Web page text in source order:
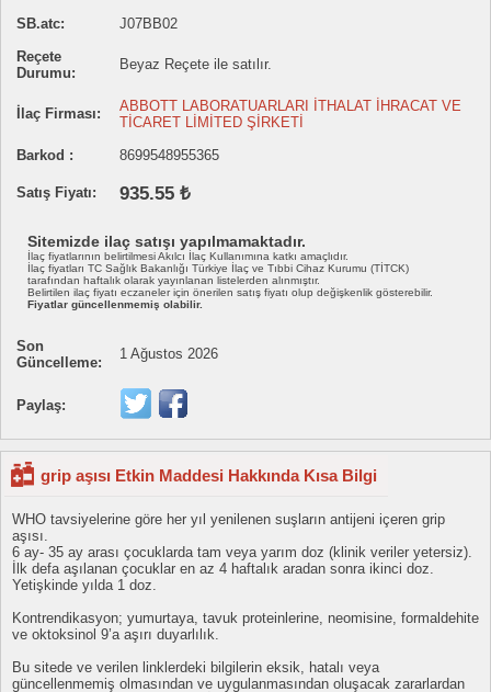
SB.atc:
J07BB02
Reçete
Durumu:
Beyaz Reçete ile satılır.
İlaç Firması:
ABBOTT LABORATUARLARI İTHALAT İHRACAT VE
TİCARET LİMİTED ŞİRKETİ
Barkod :
8699548955365
Satış Fiyatı: 935.55 ₺
Sitemizde ilaç satışı yapılmamaktadır.
İlaç fiyatlarının belirtilmesi Akılcı İlaç Kullanımına katkı amaçlıdır.
İlaç fiyatları TC Sağlık Bakanlığı Türkiye İlaç ve Tıbbi Cihaz Kurumu (TİTCK)
tarafından haftalık olarak yayınlanan listelerden alınmıştır.
Belirtilen ilaç fiyatı eczaneler için önerilen satış fiyatı olup değişkenlik gösterebilir.
Fiyatlar güncellenmemiş olabilir.
Son
Güncelleme:
1 Ağustos 2026
Paylaş:
grip aşısı Etkin Maddesi Hakkında Kısa Bilgi
WHO tavsiyelerine göre her yıl yenilenen suşların antijeni içeren grip
aşısı.
6 ay- 35 ay arası çocuklarda tam veya yarım doz (klinik veriler yetersiz).
İlk defa aşılanan çocuklar en az 4 haftalık aradan sonra ikinci doz.
Yetişkinde yılda 1 doz.
Kontrendikasyon; yumurtaya, tavuk proteinlerine, neomisine, formaldehite
ve oktoksinol 9’a aşırı duyarlılık.
Bu sitede ve verilen linklerdeki bilgilerin eksik, hatalı veya
güncellenmemiş olmasından ve uygulanmasından oluşacak zararlardan